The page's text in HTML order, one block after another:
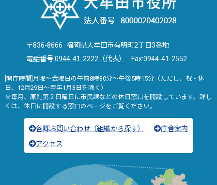
〒836-8666 福岡県大牟田市有明町2丁目3番地
電話番号:0944-41-2222（代表） Fax:0944-41-2552
[開庁時間]月曜～金曜日の午前8時30分～午後5時15分（ただし、祝・休
日、12月29日～翌年1月3日を除く）
※毎月、原則第２日曜日に市民課などの休日窓口を開設しています。詳し
くは、 休日に開設する窓口のページをご覧ください。
各課お問い合わせ（組織から探す）
庁舎案内
アクセス